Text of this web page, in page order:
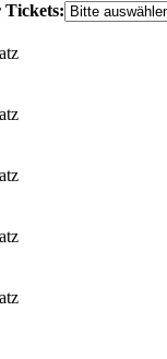
Tickets: